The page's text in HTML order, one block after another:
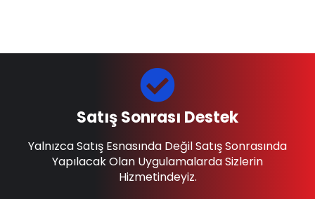
Satış Sonrası Destek
Yalnızca Satış Esnasında Değil Satış Sonrasında
Yapılacak Olan Uygulamalarda Sizlerin
Hizmetindeyiz.